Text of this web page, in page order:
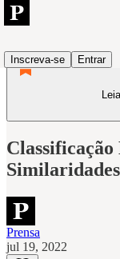
Inscreva-se
Entrar
Prensa
jul 19, 2022